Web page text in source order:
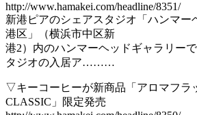
http://www.hamakei.com/headline/8351/
新港ピアのシェアスタジオ「ハンマー
港区」（横浜市中区新
港2）内のハンマーヘッドギャラリー
タジオの入居ア………
▽キーコーヒーが新商品「アロマフラ
CLASSIC」限定発売